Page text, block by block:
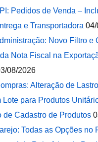
Pedidos de Venda –
e Transportadora
Novo Filtro e
Nota Fiscal na
08/2026
Alteração de
Lote para Produtos
de Cadastro de Produtos
Todas as Opções no